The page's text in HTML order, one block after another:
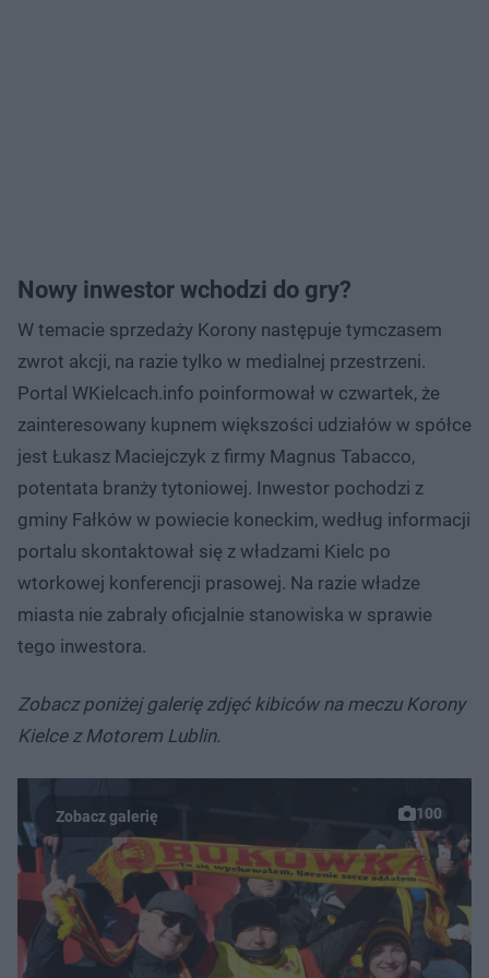
Nowy inwestor wchodzi do gry?
W temacie sprzedaży Korony następuje tymczasem
zwrot akcji, na razie tylko w medialnej przestrzeni.
Portal WKielcach.info poinformował w czwartek, że
zainteresowany kupnem większości udziałów w spółce
jest Łukasz Maciejczyk z firmy Magnus Tabacco,
potentata branży tytoniowej. Inwestor pochodzi z
gminy Fałków w powiecie koneckim, według informacji
portalu skontaktował się z władzami Kielc po
wtorkowej konferencji prasowej. Na razie władze
miasta nie zabrały oficjalnie stanowiska w sprawie
tego inwestora.
Zobacz poniżej galerię zdjęć kibiców na meczu Korony
Kielce z Motorem Lublin.
100